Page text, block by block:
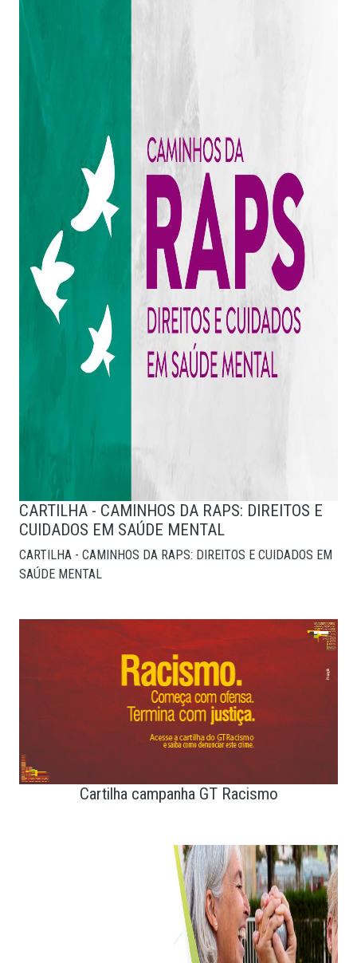
CARTILHA - CAMINHOS DA RAPS: DIREITOS E
CUIDADOS EM SAÚDE MENTAL
CARTILHA - CAMINHOS DA RAPS: DIREITOS E CUIDADOS EM
SAÚDE MENTAL
Cartilha campanha GT Racismo